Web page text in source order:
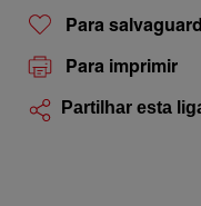
Para
Para imprimir
Partilhar esta